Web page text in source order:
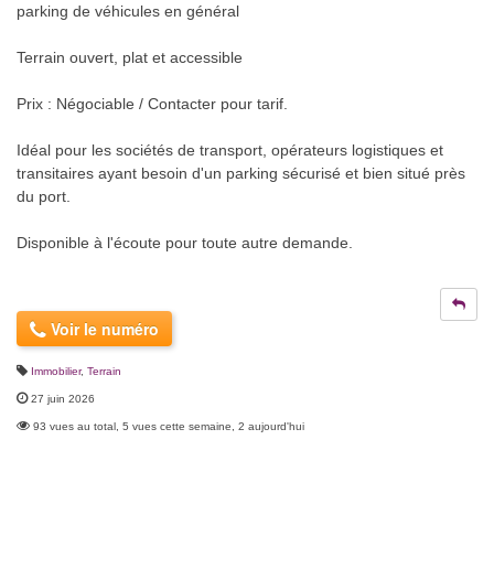
parking de véhicules en général
Terrain ouvert, plat et accessible
Prix : Négociable / Contacter pour tarif.
Idéal pour les sociétés de transport, opérateurs logistiques et
transitaires ayant besoin d'un parking sécurisé et bien situé près
du port.
Disponible à l'écoute pour toute autre demande.
Voir le numéro
Immobilier, Terrain
27 juin 2026
93 vues au total, 5 vues cette semaine, 2 aujourd'hui